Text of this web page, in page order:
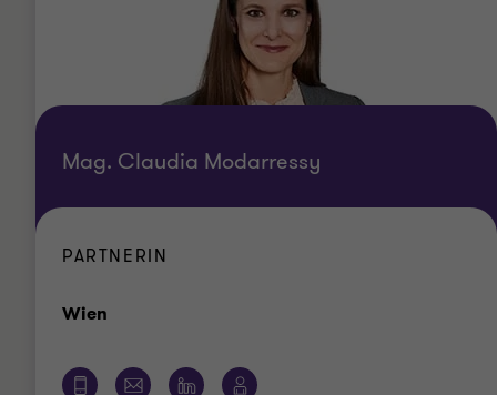
Mag. Claudia Modarressy
PARTNERIN
Wien